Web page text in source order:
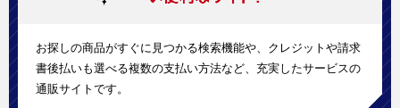
お探しの商品がすぐに見つかる検索機能や、クレジットや請求
書後払いも選べる複数の支払い方法など、充実したサービスの
通販サイトです。